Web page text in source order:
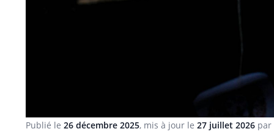
Publié le 26 décembre 2025, mis à jour le 27 juillet 2026 par